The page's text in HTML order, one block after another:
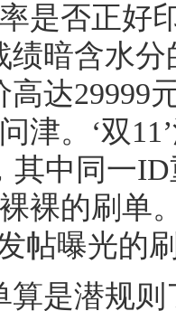
是否正好
绩暗含水分
高达29999
津。‘双
其中同一
裸的刷单
帖曝光的
是潜规则